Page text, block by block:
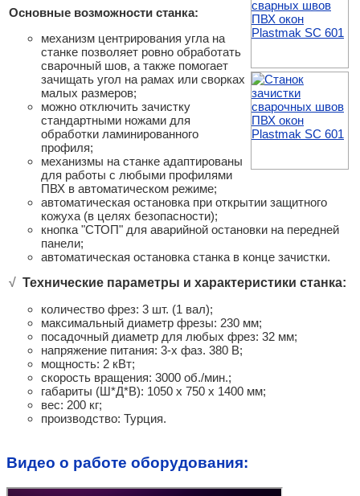
Основные возможности станка:
механизм центрирования угла на
станке позволяет ровно обработать
сварочный шов, а также помогает
зачищать угол на рамах или сворках
малых размеров;
можно отключить зачистку
стандартными ножами для
обработки ламинированного
профиля;
механизмы на станке адаптированы
для работы с любыми профилями
ПВХ в автоматическом режиме;
автоматическая остановка при открытии защитного
кожуха (в целях безопасности);
кнопка "СТОП" для аварийной остановки на передней
панели;
автоматическая остановка станка в конце зачистки.
√ Технические параметры и характеристики станка:
количество фрез: 3 шт. (1 вал);
максимальный диаметр фрезы: 230 мм;
посадочный диаметр для любых фрез: 32 мм;
напряжение питания: 3-х фаз. 380 В;
мощность: 2 кВт;
скорость вращения: 3000 об./мин.;
габариты (Ш*Д*В): 1050 х 750 х 1400 мм;
вес: 200 кг;
производство: Турция.
Видео о работе оборудования: